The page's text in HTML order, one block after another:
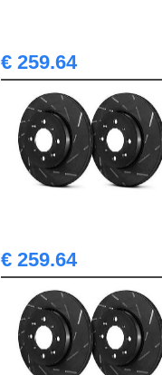
€ 259.64
€ 259.64